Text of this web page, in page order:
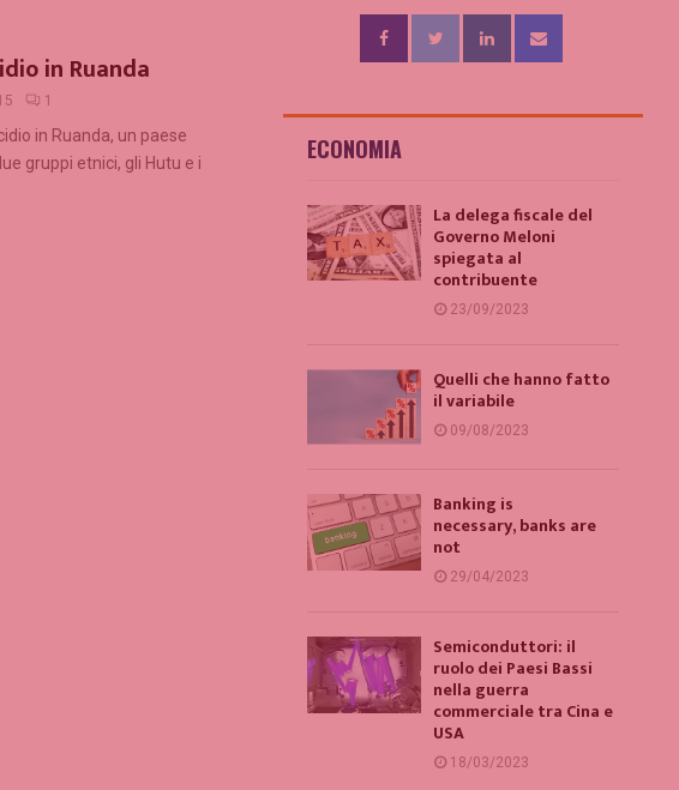
in Ruanda
1
in Ruanda, un paese
gruppi etnici, gli Hutu e i
ECONOMIA
La delega fiscale del
Governo Meloni
spiegata al
contribuente
23/09/2023
Quelli che hanno fatto
il variabile
09/08/2023
Banking is
necessary, banks are
not
29/04/2023
Semiconduttori: il
ruolo dei Paesi Bassi
nella guerra
commerciale tra Cina e
USA
18/03/2023